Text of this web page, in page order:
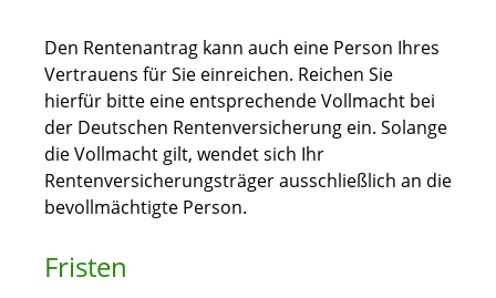
Den Rentenantrag kann auch eine Person Ihres
Vertrauens für Sie einreichen. Reichen Sie
hierfür bitte eine entsprechende Vollmacht bei
der Deutschen Rentenversicherung ein. Solange
die Vollmacht gilt, wendet sich Ihr
Rentenversicherungsträger ausschließlich an die
bevollmächtigte Person.
Fristen